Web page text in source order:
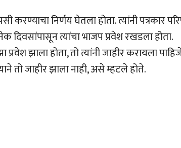
निर्णय घेतला होता. त्यांनी पत्रकार
दिवसांपासून त्यांचा भाजप प्रवेश रखडला होता.
झाला होता, तो त्यांनी जाहीर करायला
तो जाहीर झाला नाही, असे म्हटले होते.